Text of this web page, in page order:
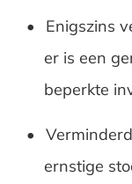
Enigszins
er is een
beperkte
ernstige